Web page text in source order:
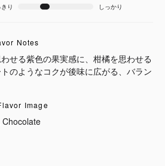
り しっかり
Notes
せる紫色の果実感に、柑橘を思わせる
のようなコクが後味に広がる、バラン
Image